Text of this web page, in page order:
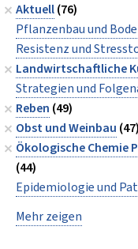
Aktuell(76)
Pflanzenbau und
Resistenz und
Landwirtschaftliche
Strategien und
Reben (49)
Obst und Weinbau (47)
Ökologische Chemie
(44)
Epidemiologie und
Mehr zeigen